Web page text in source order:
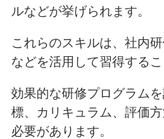
ルなどが挙げられます。
これらのスキルは、社内
などを活用して習得するこ
効果的な研修プログラム
標、カリキュラム、評価
必要があります。